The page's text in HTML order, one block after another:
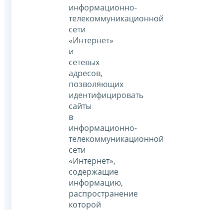
информационно-
телекоммуникационной
сети
«Интернет»
и
сетевых
адресов,
позволяющих
идентифицировать
сайты
в
информационно-
телекоммуникационной
сети
«Интернет»,
содержащие
информацию,
распространение
которой